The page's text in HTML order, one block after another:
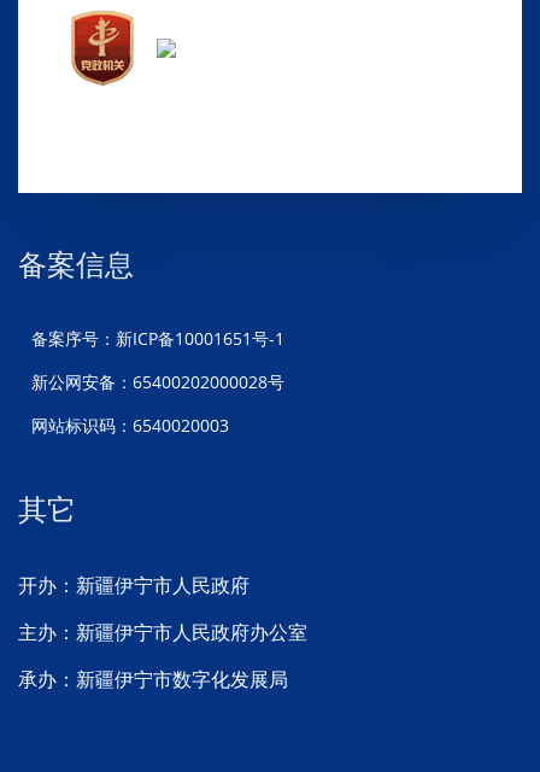
备案信息
备案序号：新ICP备10001651号-1
新公网安备：65400202000028号
网站标识码：6540020003
其它
开办：新疆伊宁市人民政府
主办：新疆伊宁市人民政府办公室
承办：新疆伊宁市数字化发展局